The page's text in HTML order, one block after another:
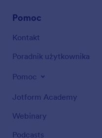
Pomoc
Kontakt
Poradnik użytkownika
Pomoc
Jotform Academy
Webinary
Podcasts